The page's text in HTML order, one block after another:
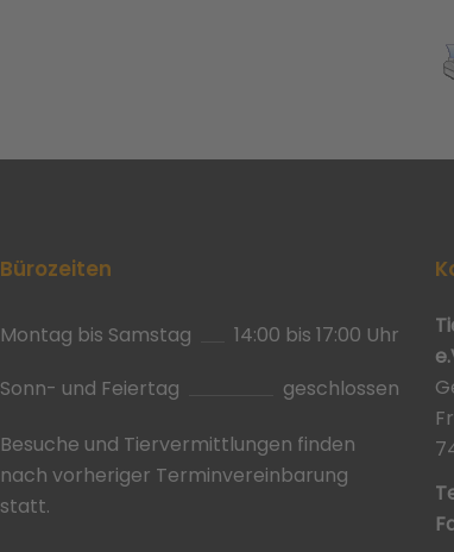
Bürozeiten
Montag bis Samstag
14:00 bis 17:00 Uhr
Sonn- und Feiertag
geschlossen
Besuche und Tiervermittlungen finden
nach vorheriger Terminvereinbarung
statt.